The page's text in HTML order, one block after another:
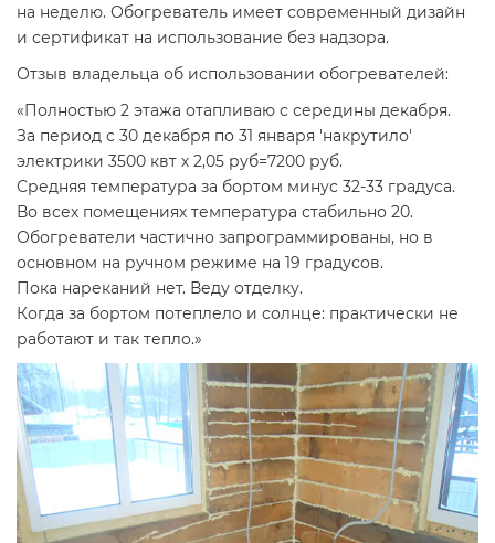
на неделю. Обогреватель имеет современный дизайн
и сертификат на использование без надзора.
Отзыв владельца об использовании обогревателей:
«Полностью 2 этажа отапливаю с середины декабря.
За период с 30 декабря по 31 января 'накрутило'
электрики 3500 квт х 2,05 руб=7200 руб.
Средняя температура за бортом минус 32-33 градуса.
Во всех помещениях температура стабильно 20.
Обогреватели частично запрограммированы, но в
основном на ручном режиме на 19 градусов.
Пока нареканий нет. Веду отделку.
Когда за бортом потеплело и солнце: практически не
работают и так тепло.»